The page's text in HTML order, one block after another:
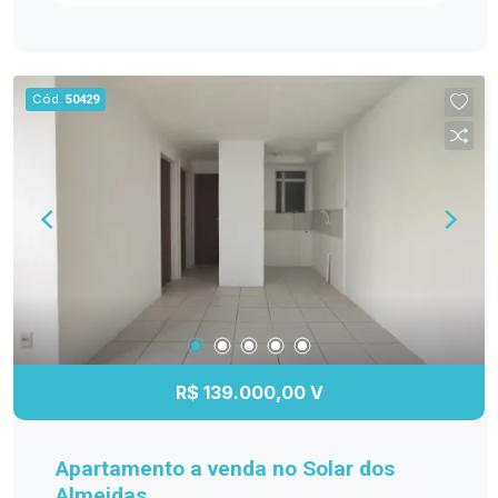
dormitório principal, proporcionando mais
organização e elegância. O banheiro possui box
de vidro, e o quarto principal conta com ar-
condicionado, garantindo maior conforto em
perfeita para reunir a família e os amigos, além
vidro, agregando ainda mais conforto e
valorização ao imóvel. Se você procura um
apartamento moderno, bem equipado e pronto
para receber sua família, esta é a oportunidade
ideal! Entre em contato e agende sua visita!
Cód. 50429
R$ 139.000,00 V
Apartamento a venda no Solar dos